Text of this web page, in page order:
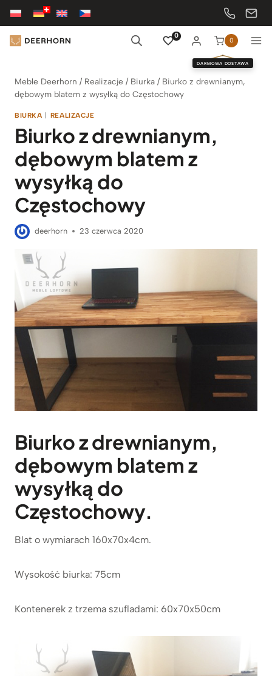
Przejdź
treści
0
0
DARMOWA DOSTAWA
Meble Deerhorn / Realizacje / Biurka / Biurko z drewnianym,
dębowym blatem z wysyłką do Częstochowy
BIURKA | REALIZACJE
Biurko z drewnianym,
dębowym blatem z
wysyłką do
Częstochowy
deerhorn 23 czerwca 2020
Biurkoz drewnianym,
dębowym blatem z
wysyłką do
Częstochowy.
Blat o wymiarach 160x70x4cm.
Wysokość biurka: 75cm
Kontenerek z trzema szufladami: 60x70x50cm